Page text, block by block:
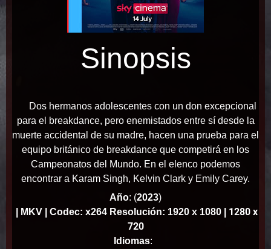
Sinopsis
Dos hermanos adolescentes con un don excepcional
para el breakdance, pero enemistados entre sí desde la
muerte accidental de su madre, hacen una prueba para el
equipo británico de breakdance que competirá en los
Campeonatos del Mundo. En el elenco podemos
encontrar a Karam Singh, Kelvin Clark y Emily Carey.
Año: (2023)
| MKV | Codec: x264 Resolución: 1920 x 1080 | 1280 x
720
Idiomas: